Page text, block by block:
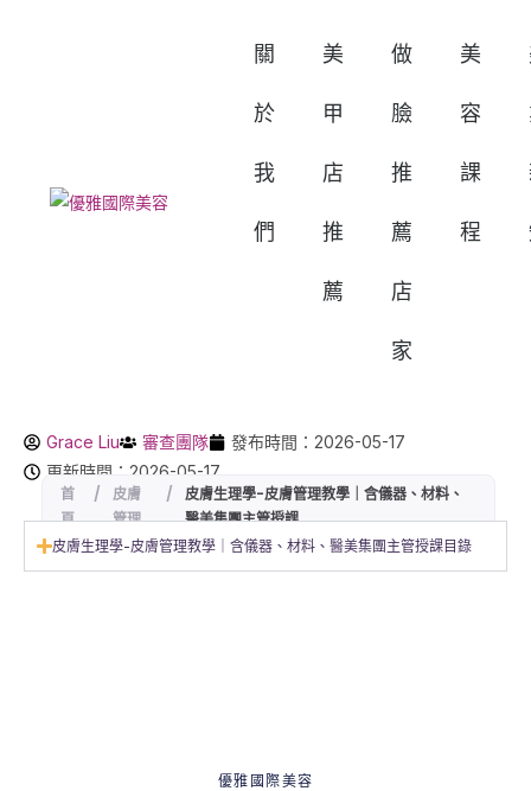
關
於
我
們
美
甲
店
推
薦
做
臉
推
薦
店
家
美
容
課
程
Grace Liu 審查團隊
發布時間：2026-05-17
更新時間：2026-05-17
首
頁
/
皮膚
管理
/
皮膚生理學-皮膚管理教學｜含儀器、材料、
醫美集團主管授課
皮膚生理學-皮膚管理教學｜含儀器、材料、醫美集團主管授課目錄
優雅國際美容